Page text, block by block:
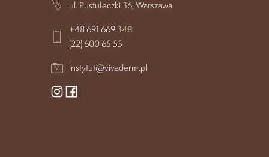
ul. Pustułeczki 36, Warszawa
+48 691 669 348
(22) 600 65 55
instytut@vivaderm.pl